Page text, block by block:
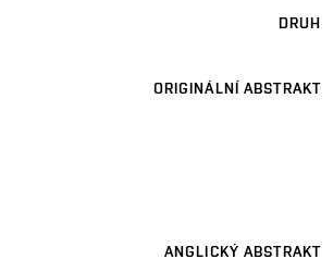
DRUH
ORIGINÁLNÍ ABSTRAKT
ANGLICKÝ ABSTRAKT